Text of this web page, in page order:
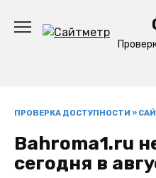
содержанию
ПРОВЕРКА ДОСТУПНОСТИ »
Bahroma1.ru
сегодня в